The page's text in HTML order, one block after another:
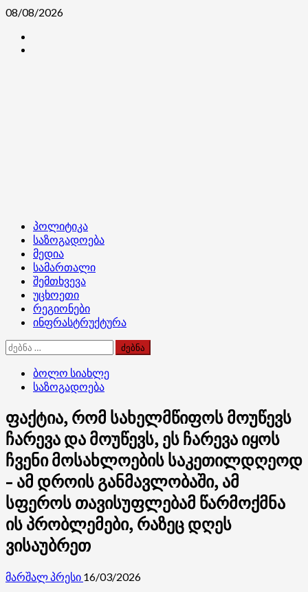
Skip
content
08/08/2026
Primary
Menu
პოლიტიკა
საზოგადოება
მედია
სამართალი
შემთხვევა
უცხოეთი
რეგიონები
ინფრასტრუქტურა
ძებნა:
ბოლო სიახლე
საზოგადოება
ფაქტია, რომ სახელმწიფოს მოუწევს
ჩარევა და მოუწევს, ეს ჩარევა იყოს
ჩვენი მოსახლოების საკეთილდღეოდ
– ამ დროის განმავლობაში, ამ
სფეროს თავისუფლებამ წარმოქმნა
ის პრობლემები, რაზეც დღეს
ვისაუბრეთ
მარშალ პრესი 16/03/2026